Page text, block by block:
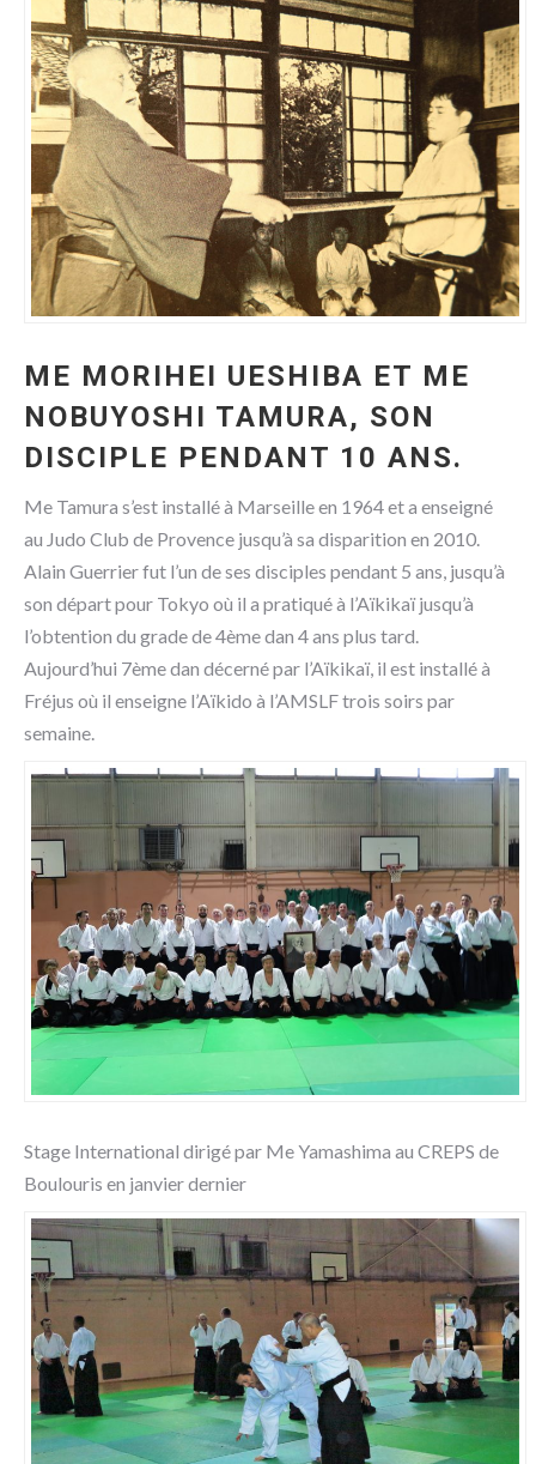
ME MORIHEI UESHIBA ET ME
NOBUYOSHI TAMURA, SON
DISCIPLE PENDANT 10 ANS.
Me Tamura s’est installé à Marseille en 1964 et a enseigné
au Judo Club de Provence jusqu’à sa disparition en 2010.
Alain Guerrier fut l’un de ses disciples pendant 5 ans, jusqu’à
son départ pour Tokyo où il a pratiqué à l’Aïkikaï jusqu’à
l’obtention du grade de 4ème dan 4 ans plus tard.
Aujourd’hui 7ème dan décerné par l’Aïkikaï, il est installé à
Fréjus où il enseigne l’Aïkido à l’AMSLF trois soirs par
semaine.
Stage International dirigé par Me Yamashima au CREPS de
Boulouris en janvier dernier